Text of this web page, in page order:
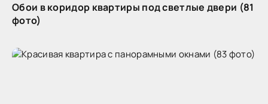
Обои в коридор квартиры под светлые двери (81
фото)